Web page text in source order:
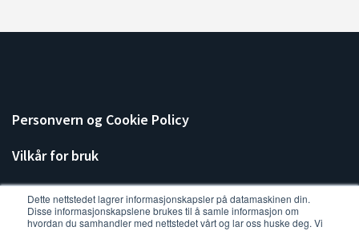
Dette nettstedet lagrer informasjonskapsler på datamaskinen din.
Disse informasjonskapslene brukes til å samle informasjon om
hvordan du samhandler med nettstedet vårt og lar oss huske deg. Vi
Personvern og Cookie Policy
Vilkår for bruk